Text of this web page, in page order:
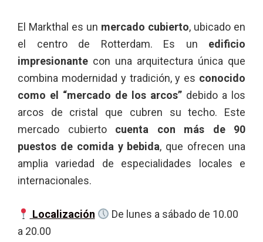
El Markthal es un mercado cubierto, ubicado en
el centro de Rotterdam. Es un edificio
impresionante con una arquitectura única que
combina modernidad y tradición, y es conocido
como el “mercado de los arcos” debido a los
arcos de cristal que cubren su techo. Este
mercado cubierto cuenta con más de 90
puestos de comida y bebida, que ofrecen una
amplia variedad de especialidades locales e
internacionales.
Localización
De lunes a sábado de 10.00
a 20.00